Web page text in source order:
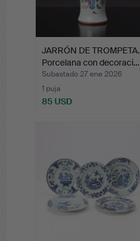
JARRÓN DE TROMPETA.
Porcelana con decoraci…
Subastado 27 ene 2026
1 puja
85 USD